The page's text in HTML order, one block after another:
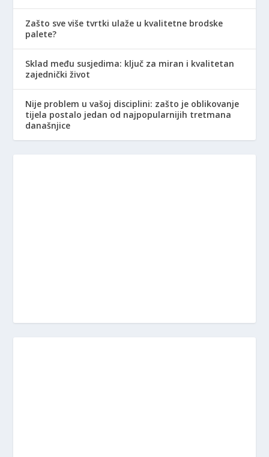
Zašto sve više tvrtki ulaže u kvalitetne brodske
palete?
Sklad među susjedima: ključ za miran i kvalitetan
zajednički život
Nije problem u vašoj disciplini: zašto je oblikovanje
tijela postalo jedan od najpopularnijih tretmana
današnjice